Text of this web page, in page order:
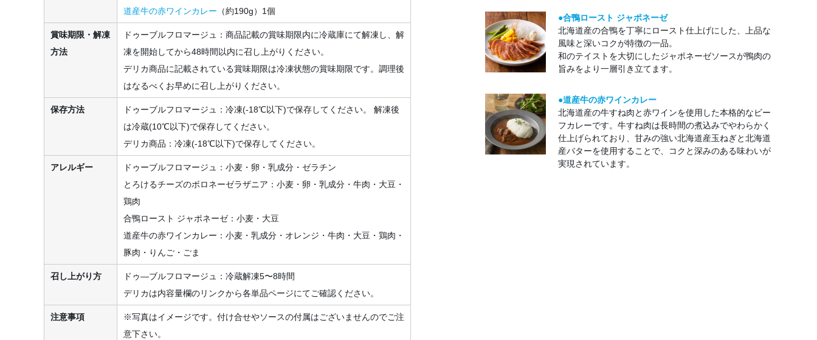
●合鴨ロースト ジャポネーゼ
北海道産の合鴨を丁寧にロースト仕上げにした、上品な
風味と深いコクが特徴の一品。
和のテイストを大切にしたジャポネーゼソースが鴨肉の
旨みをより一層引き立てます。
●道産牛の赤ワインカレー
北海道産の牛すね肉と赤ワインを使用した本格的なビー
フカレーです。牛すね肉は長時間の煮込みでやわらかく
仕上げられており、甘みの強い北海道産玉ねぎと北海道
産バターを使用することで、コクと深みのある味わいが
実現されています。
道産牛の赤ワインカレー （約190g）1個
賞味期限・解凍
方法
ドゥーブルフロマージュ：商品記載の賞味期限内に冷蔵庫にて解凍し、解
凍を開始してから48時間以内に召し上がりください。
デリカ商品に記載されている賞味期限は冷凍状態の賞味期限です。調理後
はなるべくお早めに召し上がりください。
保存方法
ドゥーブルフロマージュ：冷凍(-18℃以下)で保存してください。 解凍後
は冷蔵(10℃以下)で保存してください。
デリカ商品：冷凍(-18℃以下)で保存してください。
アレルギー
ドゥーブルフロマージュ：小麦・卵・乳成分・ゼラチン
とろけるチーズのボロネーゼラザニア：小麦・卵・乳成分・牛肉・大豆・
鶏肉
合鴨ロースト ジャポネーゼ：小麦・大豆
道産牛の赤ワインカレー：小麦・乳成分・オレンジ・牛肉・大豆・鶏肉・
豚肉・りんご・ごま
召し上がり方
ドゥ―ブルフロマージュ：冷蔵解凍5〜8時間
デリカは内容量欄のリンクから各単品ページにてご確認ください。
注意事項
※写真はイメージです。付け合せやソースの付属はございませんのでご注
意下さい。